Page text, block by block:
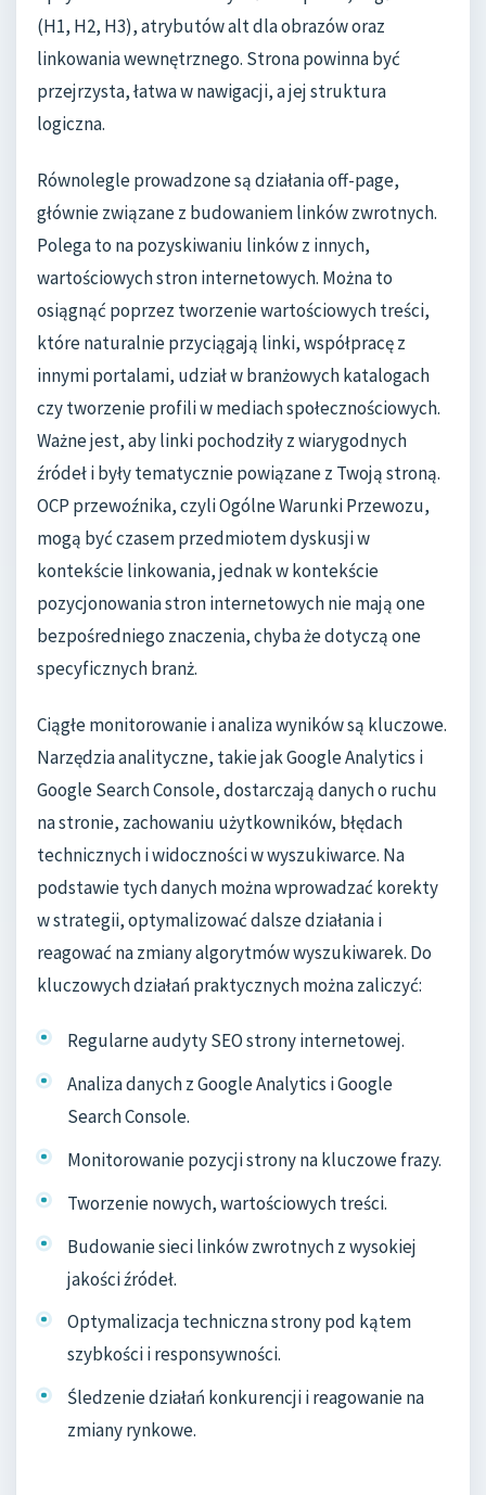
(H1, H2, H3), atrybutów alt dla obrazów oraz
linkowania wewnętrznego. Strona powinna być
przejrzysta, łatwa w nawigacji, a jej struktura
logiczna.
Równolegle prowadzone są działania off-page,
głównie związane z budowaniem linków zwrotnych.
Polega to na pozyskiwaniu linków z innych,
wartościowych stron internetowych. Można to
osiągnąć poprzez tworzenie wartościowych treści,
które naturalnie przyciągają linki, współpracę z
innymi portalami, udział w branżowych katalogach
czy tworzenie profili w mediach społecznościowych.
Ważne jest, aby linki pochodziły z wiarygodnych
źródeł i były tematycznie powiązane z Twoją stroną.
OCP przewoźnika, czyli Ogólne Warunki Przewozu,
mogą być czasem przedmiotem dyskusji w
kontekście linkowania, jednak w kontekście
pozycjonowania stron internetowych nie mają one
bezpośredniego znaczenia, chyba że dotyczą one
specyficznych branż.
Ciągłe monitorowanie i analiza wyników są kluczowe.
Narzędzia analityczne, takie jak Google Analytics i
Google Search Console, dostarczają danych o ruchu
na stronie, zachowaniu użytkowników, błędach
technicznych i widoczności w wyszukiwarce. Na
podstawie tych danych można wprowadzać korekty
w strategii, optymalizować dalsze działania i
reagować na zmiany algorytmów wyszukiwarek. Do
kluczowych działań praktycznych można zaliczyć:
Regularne audyty SEO strony internetowej.
Analiza danych z Google Analytics i Google
Search Console.
Monitorowanie pozycji strony na kluczowe frazy.
Tworzenie nowych, wartościowych treści.
Budowanie sieci linków zwrotnych z wysokiej
jakości źródeł.
Optymalizacja techniczna strony pod kątem
szybkości i responsywności.
Śledzenie działań konkurencji i reagowanie na
zmiany rynkowe.